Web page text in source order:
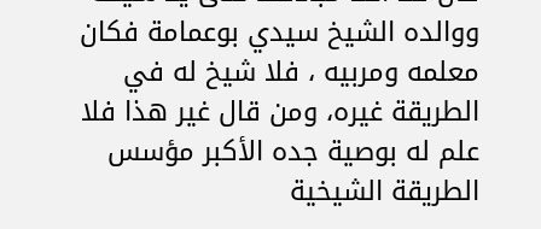
ووالده الشيخ سيدي بوعمامة فكان
معلمه ومربيه ، فلا شيخ له في
الطريقة غيره، ومن قال غير هذا فلا
علم له بوصية جده الأكبر مؤسس
الطريقة الشيخية